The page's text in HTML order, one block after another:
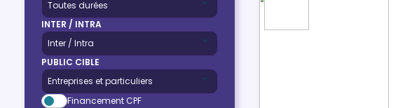
INTER / INTRA
PUBLIC CIBLE
Financement CPF